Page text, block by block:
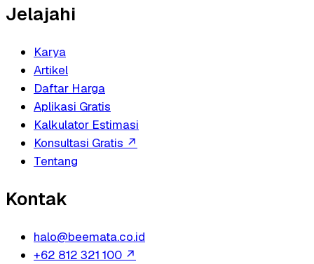
Jelajahi
Karya
Artikel
Daftar Harga
Aplikasi Gratis
Kalkulator Estimasi
Konsultasi Gratis ↗
Tentang
Kontak
halo@beemata.co.id
+62 812 321 100 ↗